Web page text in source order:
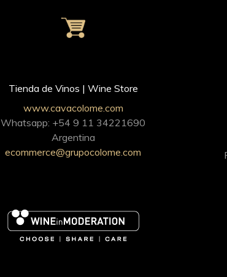
Tienda de Vinos | Wine Store
www.cavacolome.com
Whatsapp: +54 9 11 34221690
Argentina
ecommerce@grupocolome.com